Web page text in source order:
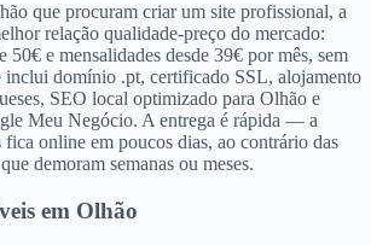
que procuram criar um site profissional, a
relação qualidade-preço do mercado:
50€ e mensalidades desde 39€ por mês, sem
inclui domínio .pt, certificado SSL, alojamento
SEO local optimizado para Olhão e
Meu Negócio. A entrega é rápida — a
online em poucos dias, ao contrário das
demoram semanas ou meses.
em Olhão